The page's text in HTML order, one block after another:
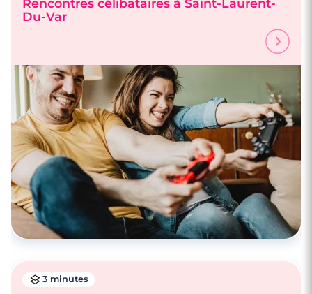
4 minutes
Rencontrez des célibataires à Avignon
Rencontres célibataires à Saint-Laurent-
Du-Var
3 minutes